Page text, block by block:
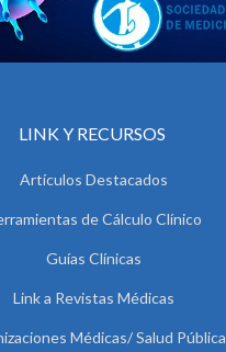
LINK Y RECURSOS
Artículos Destacados
de Cálculo Clínico
Guías Clínicas
Link a Revistas Médicas
Médicas/ Salud Pública